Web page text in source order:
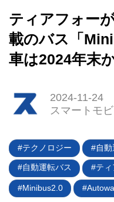
HOME
EV
電動キック
ライフス
ティアフォー
載のバス「
車は2024年末
2024-11-24
スマートモ
テクノロジー 自動
自動運転バス ティ
Minibus2.0